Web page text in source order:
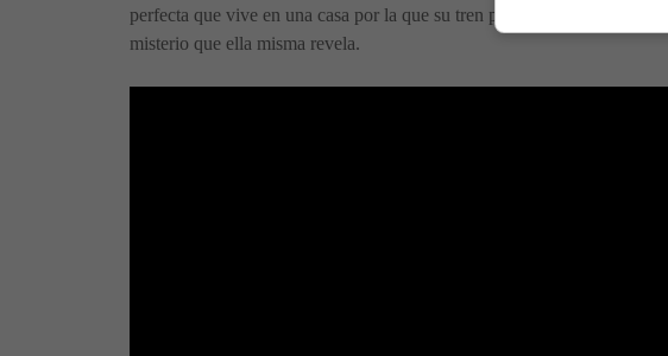
perfecta que vive en una casa por la que su tren pasa cada día. Pero
misterio que ella misma revela.